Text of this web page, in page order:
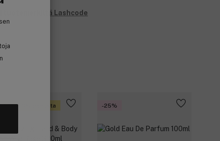
tuotemerkiltä Lashcode
10% bonusta -25%